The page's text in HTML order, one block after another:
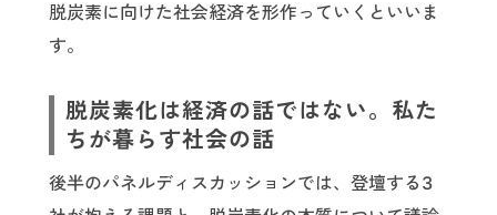
脱炭素に向けた社会経済を形作っていくといいま
す。
脱炭素化は経済の話ではない。私た
ちが暮らす社会の話
後半のパネルディスカッションでは、登壇する3